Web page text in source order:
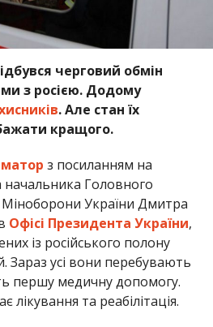
черговий обмін
з росією. Додому
. Але стан їх
кращого.
з посиланням на
начальника Головного
Міноборони України Дмитра
Офісі Президента України,
із російського полону
Зараз усі вони перебувають
першу медичну допомогу.
лікування та реабілітація.